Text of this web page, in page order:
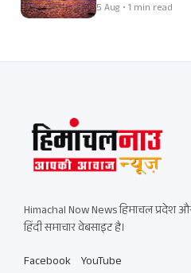
5 Aug • 1 min read
Himachal Now News हिमाचल प्रदेश
हिंदी समाचार वेबसाइट है।
Facebook YouTube